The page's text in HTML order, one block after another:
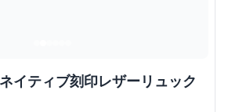
イティブ刻印レザーリュック